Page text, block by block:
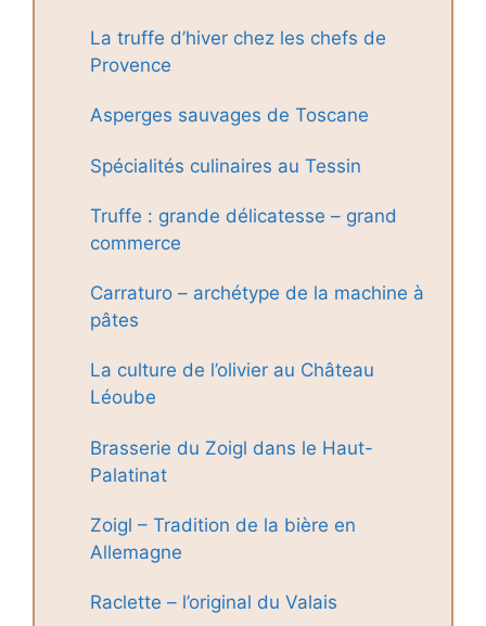
La truffe d’hiver chez les chefs de
Provence
Asperges sauvages de Toscane
Spécialités culinaires au Tessin
Truffe : grande délicatesse – grand
commerce
Carraturo – archétype de la machine à
pâtes
La culture de l’olivier au Château
Léoube
Brasserie du Zoigl dans le Haut-
Palatinat
Zoigl – Tradition de la bière en
Allemagne
Raclette – l’original du Valais